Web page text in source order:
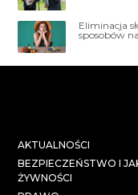
Eliminacja
sposobów
AKTUALNOŚCI
BEZPIECZEŃSTWO I
ŻYWNOŚCI